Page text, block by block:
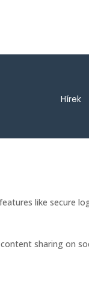
Hírek
like secure
sharing on